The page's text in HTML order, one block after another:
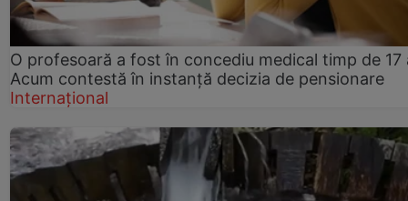
O profesoară a fost în concediu medical timp de 17
Acum contestă în instanță decizia de pensionare
Internațional